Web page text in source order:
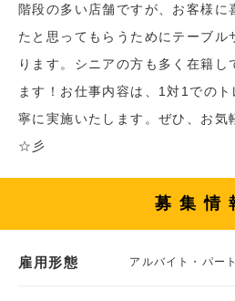
階段の多い店舗ですが、お客様に
たと思ってもらうためにテーブル
ります。シニアの方も多く在籍し
ます！お仕事内容は、1対1での
寧に実施いたします。ぜひ、お気
☆彡
募集情
雇用形態 アルバイト・パート